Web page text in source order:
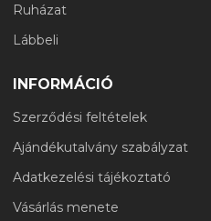
Ruházat
Lábbeli
INFORMÁCIÓ
Szerződési feltételek
Ajándékutalvány szabályzat
Adatkezelési tájékoztató
Vásárlás menete